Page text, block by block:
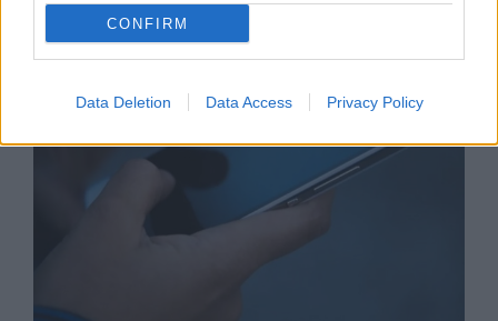
CONFIRM
Data Deletion Data Access Privacy Policy